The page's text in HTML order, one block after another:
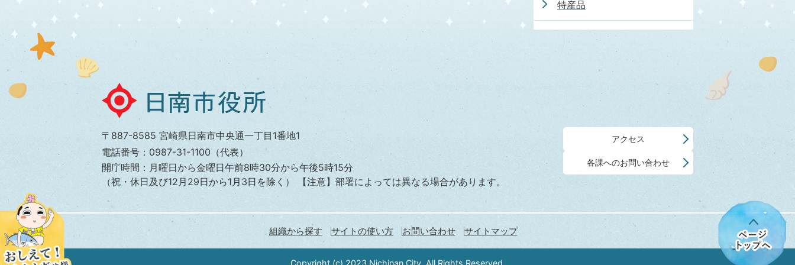
特産品
日
南
役
所
〒887-8585 宮崎県日南市中央通一丁目1番地1
電話番号：0987-31-1100（代表）
開庁時間：月曜日から金曜日午前8時30分から午後5時15分
（祝・休日及び12月29日から1月3日を除く）
【注意】部署によっては異なる場合があります。
アクセス
各課へのお問い合わせ
組織から探す サイトの使い方 お問い合わせ サイトマップ
Copyright (c) 2023 Nichinan City. All Rights Reserved.